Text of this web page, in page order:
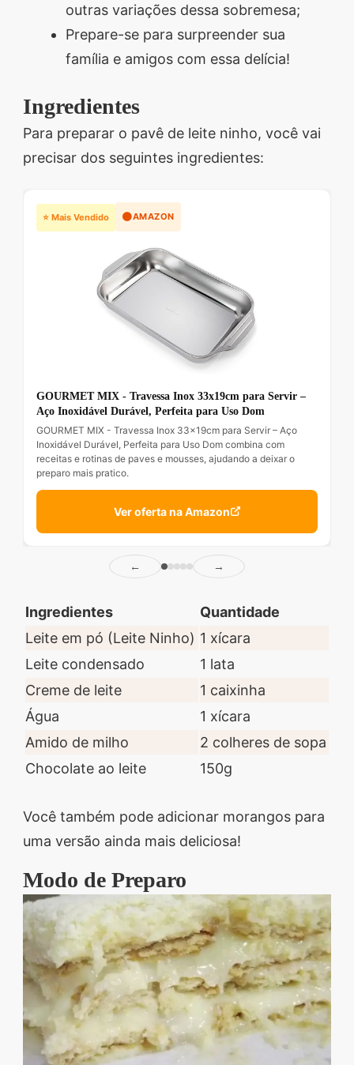
outras variações dessa sobremesa;
Prepare-se para surpreender sua
família e amigos com essa delícia!
Ingredientes
Para preparar o pavê de leite ninho, você vai
precisar dos seguintes ingredientes:
⭐ Mais Vendido 🟠AMAZON
GOURMET MIX - Travessa Inox 33x19cm para Servir –
Aço Inoxidável Durável, Perfeita para Uso Dom
GOURMET MIX - Travessa Inox 33x19cm para Servir – Aço
Inoxidável Durável, Perfeita para Uso Dom combina com
receitas e rotinas de paves e mousses, ajudando a deixar o
preparo mais pratico.
Ver oferta na Amazon
← →
Ingredientes
Quantidade
Leite em pó (Leite Ninho) 1 xícara
Leite condensado
1 lata
Creme de leite
1 caixinha
Água
1 xícara
Amido de milho
2 colheres de sopa
Chocolate ao leite
150g
Você também pode adicionar morangos para
uma versão ainda mais deliciosa!
Modo de Preparo